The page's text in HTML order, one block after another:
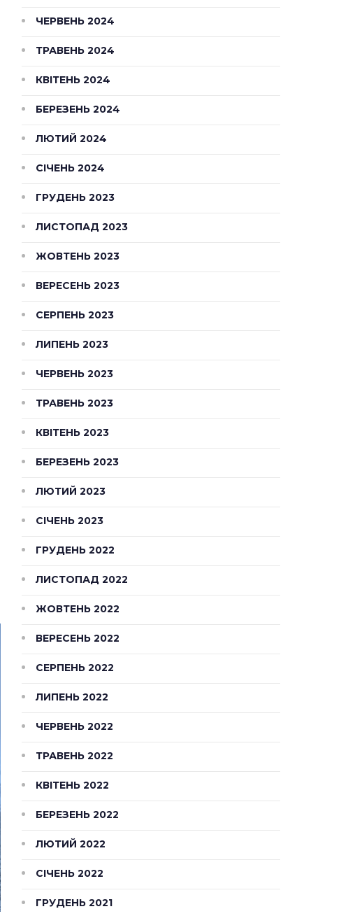
ЧЕРВЕНЬ 2024
ТРАВЕНЬ 2024
КВІТЕНЬ 2024
БЕРЕЗЕНЬ 2024
ЛЮТИЙ 2024
СІЧЕНЬ 2024
ГРУДЕНЬ 2023
ЛИСТОПАД 2023
ЖОВТЕНЬ 2023
ВЕРЕСЕНЬ 2023
СЕРПЕНЬ 2023
ЛИПЕНЬ 2023
ЧЕРВЕНЬ 2023
ТРАВЕНЬ 2023
КВІТЕНЬ 2023
БЕРЕЗЕНЬ 2023
ЛЮТИЙ 2023
СІЧЕНЬ 2023
ГРУДЕНЬ 2022
ЛИСТОПАД 2022
ЖОВТЕНЬ 2022
ВЕРЕСЕНЬ 2022
СЕРПЕНЬ 2022
ЛИПЕНЬ 2022
ЧЕРВЕНЬ 2022
ТРАВЕНЬ 2022
КВІТЕНЬ 2022
БЕРЕЗЕНЬ 2022
ЛЮТИЙ 2022
СІЧЕНЬ 2022
ГРУДЕНЬ 2021